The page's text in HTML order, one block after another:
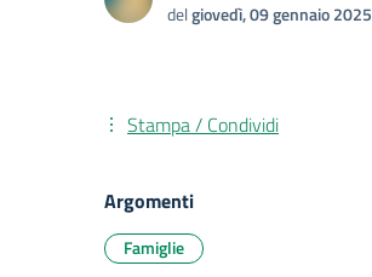
delgiovedì, 09 gennaio 2025
Stampa / Condividi
Argomenti
Famiglie